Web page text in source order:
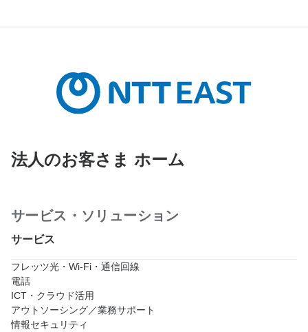
法人のお客さま ホーム
サービス・ソリューション
サービス
フレッツ光・Wi-Fi・通信回線
電話
ICT・クラウド活用
アウトソーシング／業務サポート
情報セキュリティ